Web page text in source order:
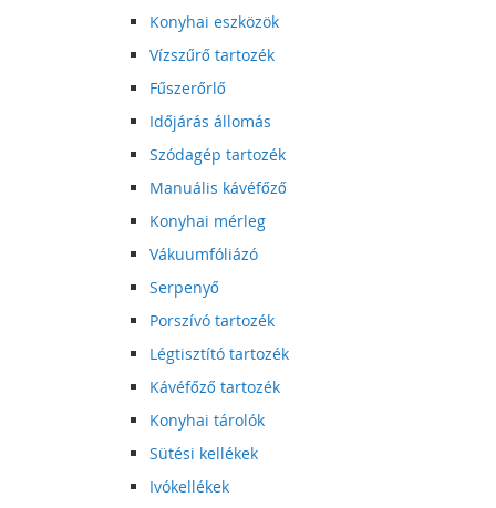
Konyhai eszközök
Vízszűrő tartozék
Fűszerőrlő
Időjárás állomás
Szódagép tartozék
Manuális kávéfőző
Konyhai mérleg
Vákuumfóliázó
Serpenyő
Porszívó tartozék
Légtisztító tartozék
Kávéfőző tartozék
Konyhai tárolók
Sütési kellékek
Ivókellékek